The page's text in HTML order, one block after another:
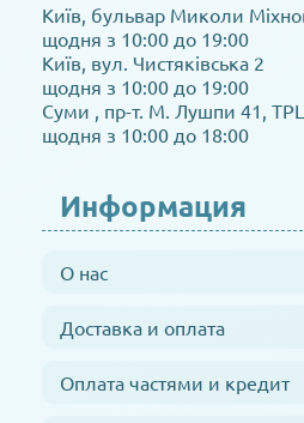
Київ, бульвар Миколи
щодня з 10:00 до 19:00
Київ, вул. Чистяківська 2
щодня з 10:00 до 19:00
Суми , пр-т. М. Лушпи 41,
щодня з 10:00 до 18:00
Информация
О нас
Доставка и оплата
Оплата частями и кредит